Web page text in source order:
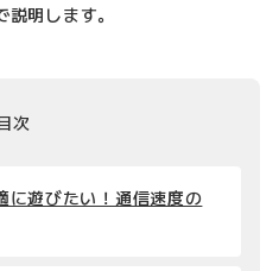
明します。
次
に遊びたい！通信速度の